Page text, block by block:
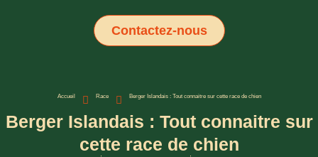
Contactez-nous
Accueil Race Berger Islandais : Tout connaitre sur cette race de chien
Berger Islandais : Tout connaitre sur
cette race de chien